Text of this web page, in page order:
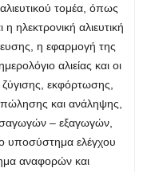
τομέα, όπως
ηλεκτρονική αλιευτική
η εφαρμογή της
αλιείας και οι
εκφόρτωσης,
πώλησης και ανάληψης,
– εξαγωγών,
υποσύστημα ελέγχου
αναφορών και